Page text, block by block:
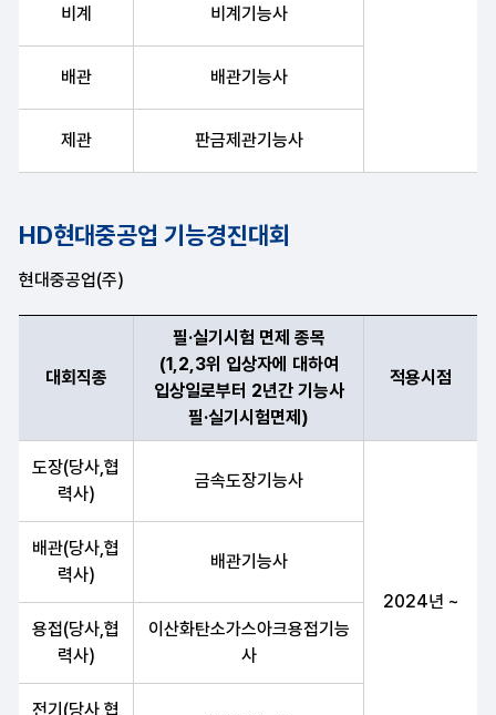
비계 비계기능사
배관 배관기능사
제관 판금제관기능사
HD현대중공업 기능경진대회
현대중공업(주)
대회직종, 필·실기시험 면제 종목(1,2,3위 입상자에 대하여 입상일
대회직종
필·실기시험 면제 종목
(1,2,3위 입상자에 대하여
입상일로부터 2년간 기능사
필·실기시험면제)
적용시점
도장(당사,협
력사)
금속도장기능사
2024년 ~
배관(당사,협
력사)
배관기능사
용접(당사,협
력사)
이산화탄소가스아크용접기능
사
전기(당사,협